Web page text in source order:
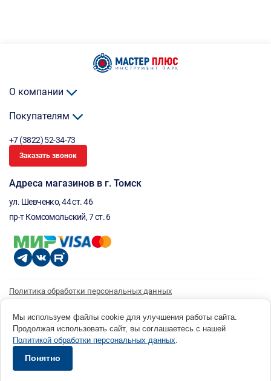
О компании
Покупателям
+7 (3822) 52-34-73
Заказать звонок
Адреса магазинов в г. Томск
ул. Шевченко, 44 ст. 46
пр-т Комсомольский, 7 ст. 6
Политика обработки персональных данных
Согласие на получение рассылки
© 1996 - 2026 инструмент парк «Мастер Плюс» Россия, г. Томск, ул. Шевченко, 44 ст. 46, (3822) 52-34-
73 okp@masterplus.tomsk.ru ИП Брусницын Д.Н. ИНН 701700002741
Мы используем файлы cookie для улучшения работы сайта.
Продолжая использовать сайт, вы соглашаетесь с нашей
Политикой обработки персональных данных.
Понятно